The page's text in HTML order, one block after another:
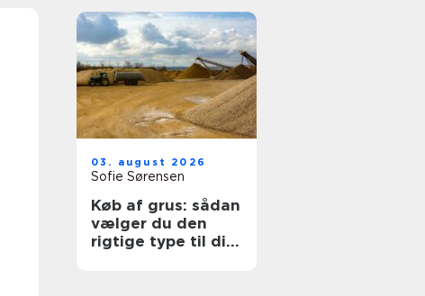
03. august 2026
Sofie Sørensen
Køb af grus: sådan
vælger du den
rigtige type til dit